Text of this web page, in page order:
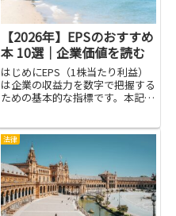
【2026年】EPSのおすすめ
本 10選｜企業価値を読む
はじめにEPS（1株当たり利益）
は企業の収益力を数字で把握する
ための基本的な指標です。本記事
した本を紹介します。EPSの仕組
みや計算方法を知ることで、決算
書の数字が何を示している...
法律